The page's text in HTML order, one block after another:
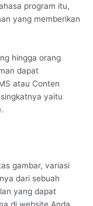
program itu,
yang memberikan
hingga orang
dapat
atau Conten
yaitu
gambar, variasi
dari sebuah
yang dapat
di website Anda.